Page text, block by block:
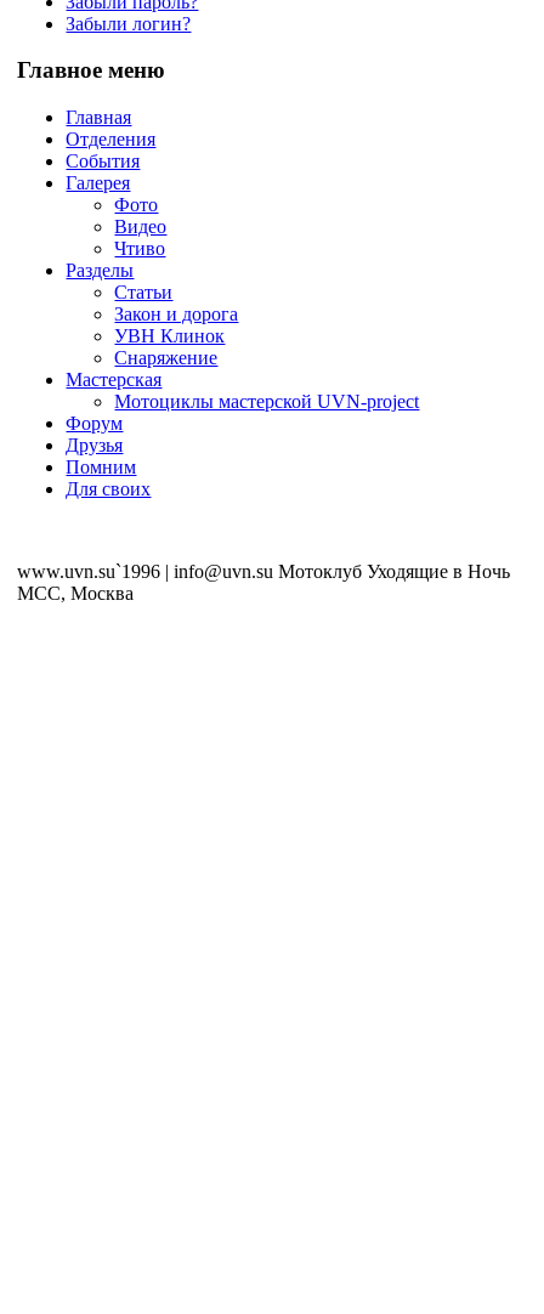
Забыли логин?
Главное меню
Главная
Отделения
События
Галерея
Фото
Видео
Чтиво
Разделы
Статьи
Закон и дорога
УВН Клинок
Снаряжение
Мастерская
Мотоциклы мастерской UVN-project
Форум
Друзья
Помним
Для своих
www.uvn.su`1996 | info@uvn.su Мотоклуб Уходящие в Ночь
MCC, Москва